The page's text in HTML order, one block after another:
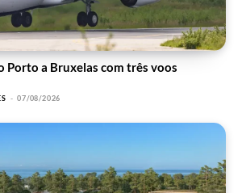
Porto a Bruxelas com três voos
- 07/08/2026